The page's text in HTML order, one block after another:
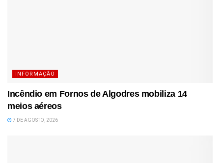
INFORMAÇÃO
Incêndio em Fornos de Algodres mobiliza 14
meios aéreos
7 DE AGOSTO, 2026